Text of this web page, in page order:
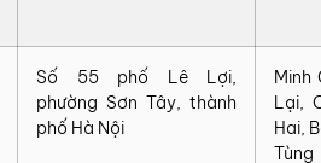
Số 55 phố Lê Lợi,
phường Sơn Tây, thành
phố Hà Nội
Minh
Lại,
Hai,